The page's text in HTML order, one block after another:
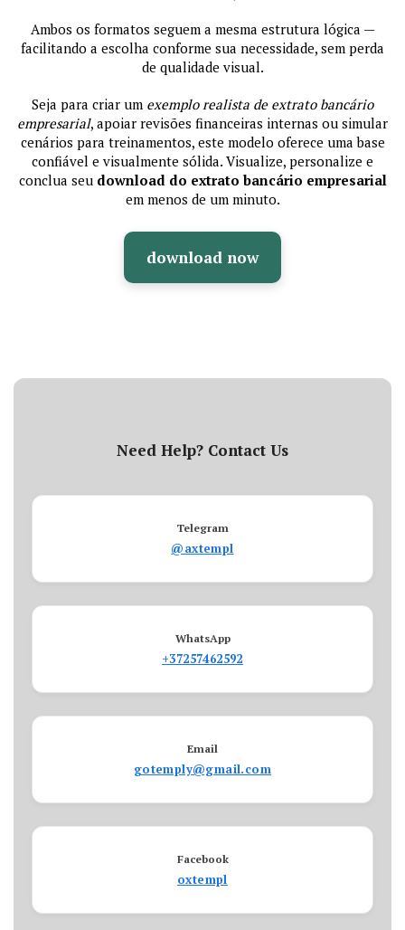
Ambos os formatos seguem a mesma estrutura lógica —
facilitando a escolha conforme sua necessidade, sem perda
de qualidade visual.
Seja para criar um exemplo realista de extrato bancário
empresarial, apoiar revisões financeiras internas ou simular
cenários para treinamentos, este modelo oferece uma base
confiável e visualmente sólida. Visualize, personalize e
conclua seu download do extrato bancário empresarial
em menos de um minuto.
download now
Need Help? Contact Us
Telegram
@axtempl
WhatsApp
+37257462592
Email
gotemply@gmail.com
Facebook
oxtempl